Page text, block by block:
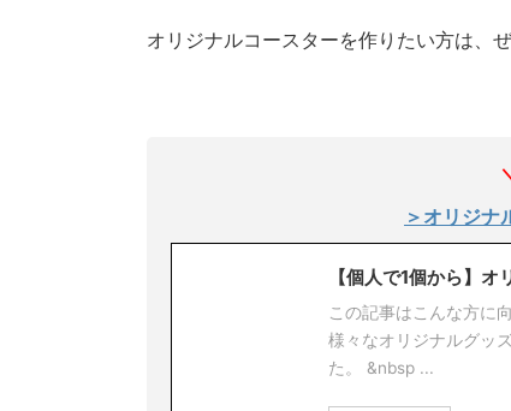
オリジナルコースターを作りたい方は、
＞オリジナ
【個人で1個から】
この記事はこんな方に
様々なオリジナルグッ
た。 &nbsp ...